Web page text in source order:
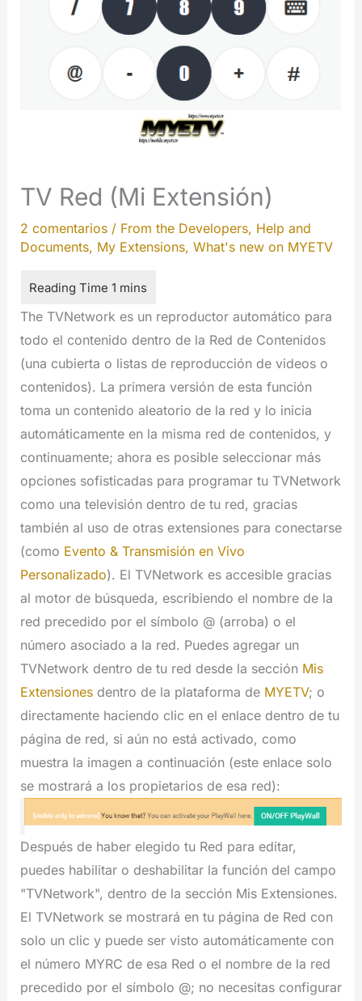
TV Red (Mi Extensión)
2 comentarios / From the Developers, Help and
Documents, My Extensions, What's new on MYETV
The TVNetwork es un reproductor automático para
todo el contenido dentro de la Red de Contenidos
(una cubierta o listas de reproducción de videos o
contenidos). La primera versión de esta función
toma un contenido aleatorio de la red y lo inicia
automáticamente en la misma red de contenidos, y
continuamente; ahora es posible seleccionar más
opciones sofisticadas para programar tu TVNetwork
como una televisión dentro de tu red, gracias
también al uso de otras extensiones para conectarse
(como Evento & Transmisión en Vivo
Personalizado). El TVNetwork es accesible gracias
al motor de búsqueda, escribiendo el nombre de la
red precedido por el símbolo @ (arroba) o el
número asociado a la red. Puedes agregar un
TVNetwork dentro de tu red desde la sección Mis
Extensionesdentro de la plataforma de MYETV; o
directamente haciendo clic en el enlace dentro de tu
página de red, si aún no está activado, como
muestra la imagen a continuación (este enlace solo
se mostrará a los propietarios de esa red):
Después de haber elegido tu Red para editar,
puedes habilitar o deshabilitar la función del campo
"TVNetwork", dentro de la sección Mis Extensiones.
El TVNetwork se mostrará en tu página de Red con
solo un clic y puede ser visto automáticamente con
el número MYRC de esa Red o el nombre de la red
precedido por el símbolo @; no necesitas configurar